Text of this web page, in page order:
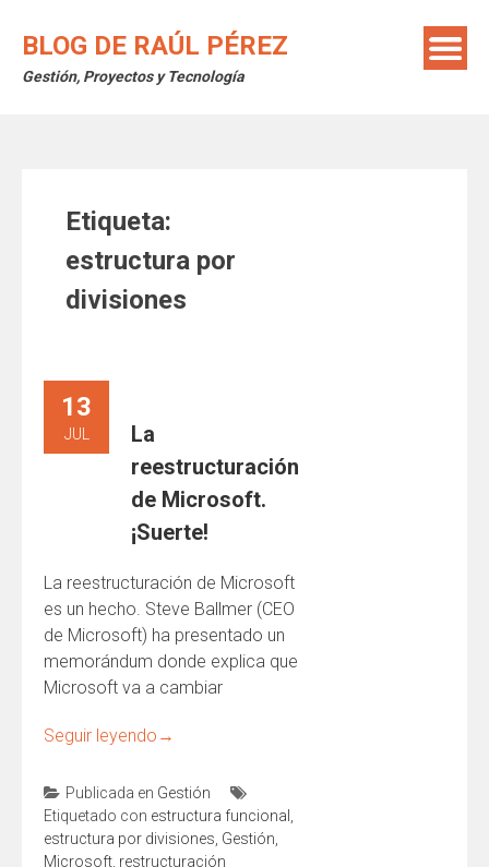
BLOG DE RAÚL PÉREZ
Gestión, Proyectos y Tecnología
Etiqueta:
estructura por
divisiones
13
JUL
La
reestructuración
de Microsoft.
¡Suerte!
La reestructuración de Microsoft
es un hecho. Steve Ballmer (CEO
de Microsoft) ha presentado un
memorándum donde explica que
Microsoft va a cambiar
Seguir leyendo →
Publicada en Gestión
Etiquetado con estructura funcional
estructura por divisiones Gestión
Microsoft restructuración